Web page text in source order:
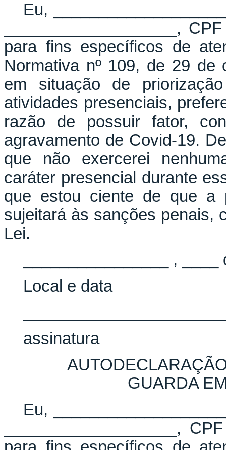
Eu,
___________________,
para fins específicos de
Normativa nº 109, de 29 de
em situação de
atividades presenciais,
razão de possuir fator,
agravamento de Covid-19.
que não exercerei
caráter presencial durante
que estou ciente de que a
sujeitará às sanções penais,
Lei.
________________ ,
Local e data
assinatura
GUARDA
Eu,
___________________,